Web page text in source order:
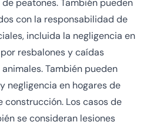
peatones. También pueden
con la responsabilidad de
incluida la negligencia en
resbalones y caídas
. También pueden
negligencia en hogares de
Los casos de
se consideran lesiones